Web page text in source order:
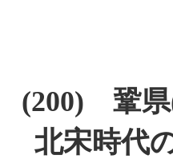
(200) 鞏県
北宋時代